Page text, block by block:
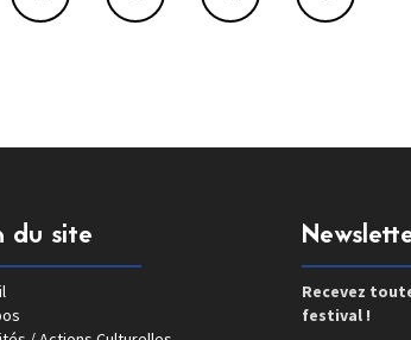
du site
Recevez
festival !